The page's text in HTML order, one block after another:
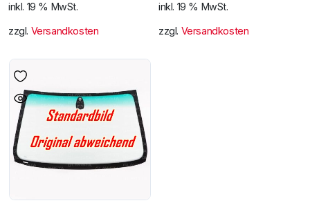
inkl. 19 % MwSt.
zzgl. Versandkosten
inkl. 19 % MwSt.
zzgl. Versandkosten